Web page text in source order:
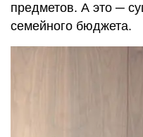
предметов. А это ─
семейного бюджета.